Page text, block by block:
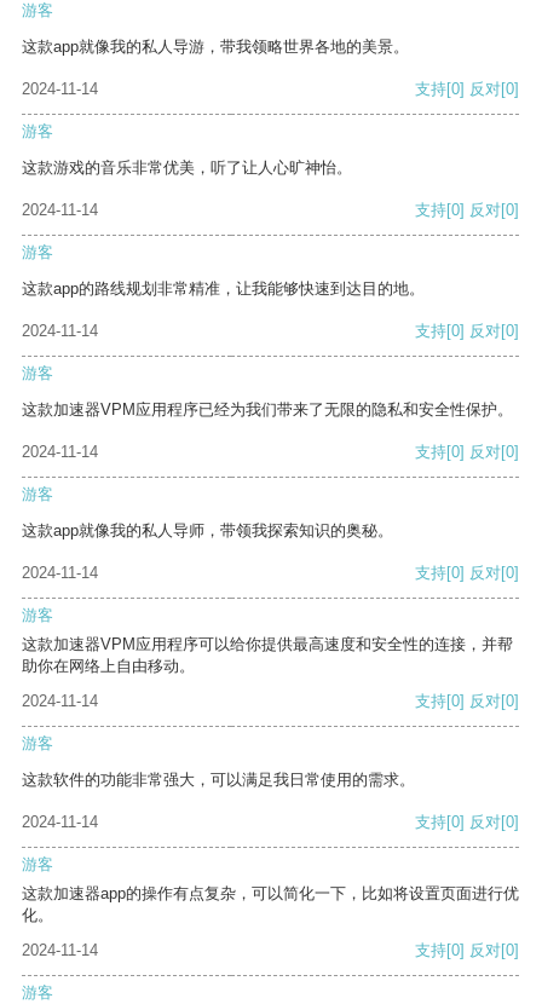
游客
这款app就像我的私人导游，带我领略世界各地的美景。
2024-11-14 支持[0] 反对[0]
游客
这款游戏的音乐非常优美，听了让人心旷神怡。
2024-11-14 支持[0] 反对[0]
游客
这款app的路线规划非常精准，让我能够快速到达目的地。
2024-11-14 支持[0] 反对[0]
游客
这款加速器VPM应用程序已经为我们带来了无限的隐私和安全性保护。
2024-11-14 支持[0] 反对[0]
游客
这款app就像我的私人导师，带领我探索知识的奥秘。
2024-11-14 支持[0] 反对[0]
游客
这款加速器VPM应用程序可以给你提供最高速度和安全性的连接，并帮
助你在网络上自由移动。
2024-11-14
支持[0] 反对[0]
游客
这款软件的功能非常强大，可以满足我日常使用的需求。
2024-11-14 支持[0] 反对[0]
游客
这款加速器app的操作有点复杂，可以简化一下，比如将设置页面进行优
化。
2024-11-14
支持[0] 反对[0]
游客